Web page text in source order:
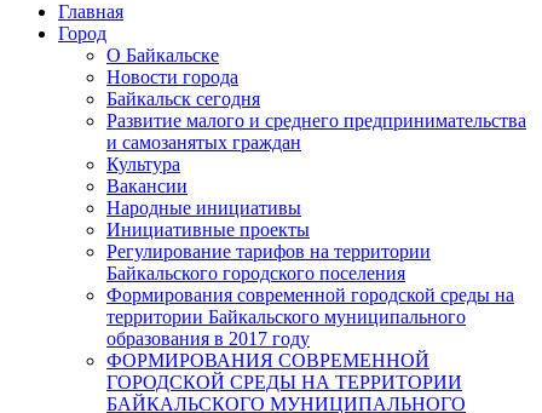
Главная
Город
О Байкальске
Новости города
Байкальск сегодня
Развитие малого и среднего предпринимательства
и самозанятых граждан
Культура
Вакансии
Народные инициативы
Инициативные проекты
Регулирование тарифов на территории
Байкальского городского поселения
Формирования современной городской среды на
территории Байкальского муниципального
образования в 2017 году
ФОРМИРОВАНИЯ СОВРЕМЕННОЙ
ГОРОДСКОЙ СРЕДЫ НА ТЕРРИТОРИИ
БАЙКАЛЬСКОГО МУНИЦИПАЛЬНОГО